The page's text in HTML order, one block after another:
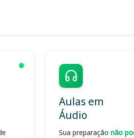
Aulas em
Áudio
Sua preparação não